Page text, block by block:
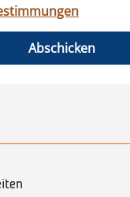
Abschicken